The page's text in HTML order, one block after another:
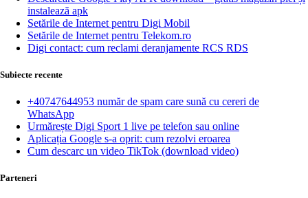
instalează apk
Setările de Internet pentru Digi Mobil
Setările de Internet pentru Telekom.ro
Digi contact: cum reclami deranjamente RCS RDS
Subiecte recente
+40747644953 număr de spam care sună cu cereri de
WhatsApp
Urmărește Digi Sport 1 live pe telefon sau online
Aplicația Google s-a oprit: cum rezolvi eroarea
Cum descarc un video TikTok (download video)
Parteneri